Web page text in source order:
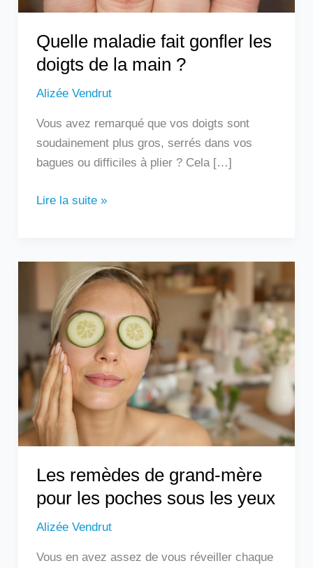
Quelle maladie fait gonfler les
doigts de la main ?
Alizée Vendrut
Vous avez remarqué que vos doigts sont
soudainement plus gros, serrés dans vos
bagues ou difficiles à plier ? Cela […]
?
Lire la suite »
Les remèdes de grand-mère
pour les poches sous les yeux
Alizée Vendrut
Vous en avez assez de vous réveiller chaque
remèdes
de
grand-
mère
pour
les
poches
sous
les
yeux